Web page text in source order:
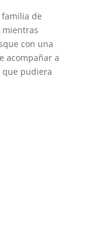
de
mientras
con una
acompañar a
que pudiera